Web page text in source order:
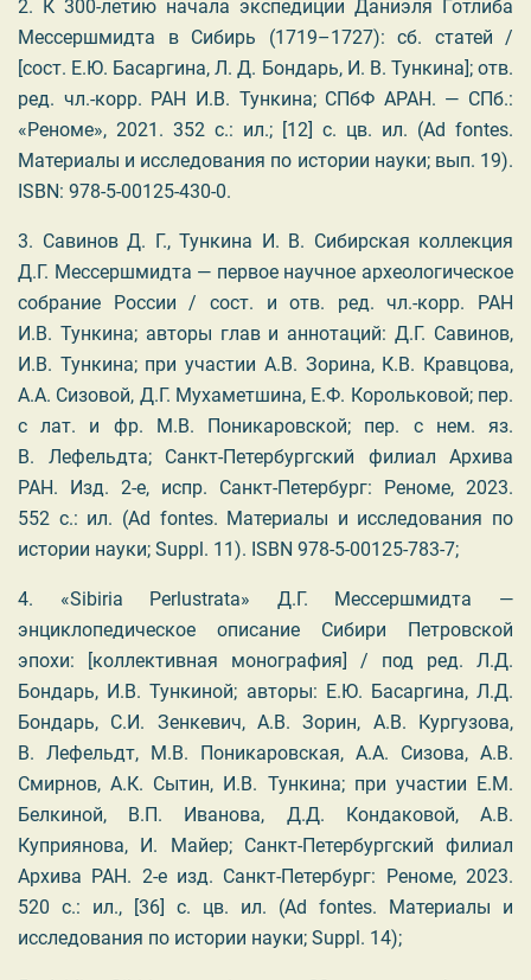
2.
К 300-летию начала экспедиции Даниэля Готлиба
Мессершмидта в Сибирь (1719–1727): сб. статей /
[сост. Е.Ю. Басаргина, Л. Д. Бондарь, И. В. Тункина]; отв.
ред. чл.-корр. РАН И.В. Тункина; СПбФ АРАН. — СПб.:
«Реноме», 2021. 352 с.: ил.; [12] с. цв. ил. (Ad fontes.
Материалы и исследования по истории науки; вып. 19).
ISBN: 978-5-00125-430-0.
3. Савинов Д. Г., Тункина И. В. Сибирская коллекция
Д.Г. Мессершмидта — первое научное археологическое
собрание России / сост. и отв. ред. чл.-корр. РАН
И.В. Тункина; авторы глав и аннотаций: Д.Г. Савинов,
И.В. Тункина; при участии А.В. Зорина, К.В. Кравцова,
А.А. Сизовой, Д.Г. Мухаметшина, Е.Ф. Корольковой; пер.
c лат. и фр. М.В. Поникаровской; пер. с нем. яз.
В. Лефельдта; Санкт-Петербургский филиал Архива
РАН. Изд. 2-е, испр. Санкт-Петербург: Реноме, 2023.
552 c.: ил. (Ad fontes. Материалы и исследования по
истории науки; Suppl. 11). ISBN 978-5-00125-783-7;
4. «Sibiria Perlustrata» Д.Г. Мессершмидта —
энциклопедическое описание Сибири Петровской
эпохи: [коллективная монография] / под ред. Л.Д.
Бондарь, И.В. Тункиной; авторы: Е.Ю. Басаргина, Л.Д.
Бондарь, С.И. Зенкевич, А.В. Зорин, А.В. Кургузова,
В. Лефельдт, М.В. Поникаровская, А.А. Сизова, А.В.
Смирнов, А.К. Сытин, И.В. Тункина; при участии Е.М.
Белкиной, В.П. Иванова, Д.Д. Кондаковой, А.В.
Куприянова, И. Майер; Санкт-Петербургский филиал
Архива РАН. 2-е изд. Санкт-Петербург: Реноме, 2023.
520 c.: ил., [36] с. цв. ил. (Ad fontes. Материалы и
исследования по истории науки; Suppl. 14);